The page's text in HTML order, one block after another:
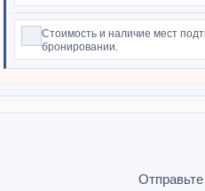
Стоимость и наличие мест
бронировании.